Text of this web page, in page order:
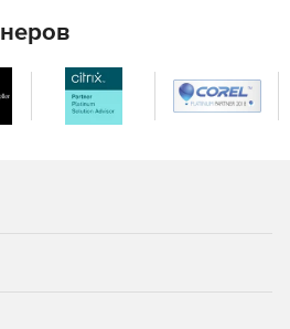
контроля учетных записей,